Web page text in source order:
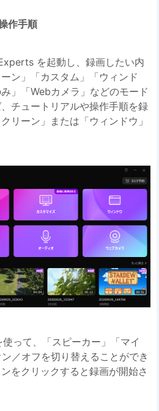
作手順
を起動し、録画したい内
ン」「カスタム」「ウィンド
」「Webカメラ」などのモード
チュートリアルや操作手順を録
リーン」または「ウィンドウ」
って、「スピーカー」「マイ
／オフを切り替えることができ
をクリックすると録画が開始さ